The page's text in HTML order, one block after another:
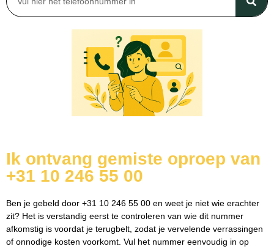
Ik ontvang gemiste oproep van
+31 10 246 55 00
Ben je gebeld door +31 10 246 55 00 en weet je niet wie erachter
zit? Het is verstandig eerst te controleren van wie dit nummer
afkomstig is voordat je terugbelt, zodat je vervelende verrassingen
of onnodige kosten voorkomt. Vul het nummer eenvoudig in op